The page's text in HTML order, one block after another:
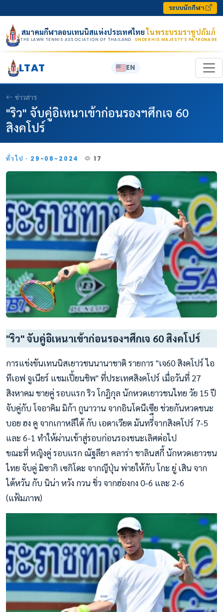
ระบบนักกีฬา
สมาคมกีฬาลอนเทนนิสแห่งประเทศไทยในพระบรมราชูปถัมภ์
THE LAWN TENNIS ASSOCIATION OF THAILAND · UNDER HIS MAJESTY’S PATRONAGE
LTAT EN
ข่าวสาร
"ริว" จับคู่อิเหนาเข้าก่อนรองฯศึกเจ 60
สิงคโปร์
ทั่วไป · 29-08-2024 17
"ริว" จับคู่อิเหนาเข้าก่อนรองฯศึกเจ 60 สิงคโปร์
การแข่งขันเทนนิสเยาวชนนานาชาติ รายการ "เจ60 สิงคโปร์ ไอ
ทีเอฟ จูเนียร์ แชมเปี้ยนชิพ" ที่ประเทศสิงคโปร์ เมื่อวันที่ 27
สิงหาคม ชายคู่ รอบแรก ริว โกฎิกุล นักหวดเยาวชนไทย วัย 15 ปี
จับคู่กับ โจอาคิม มิก้า กูนาวาน จากอินโดนีเซีย ช่วยกันหวดชนะ
บอย ฮง คู จากเกาหลีใต้ กับ เอดาเวียต มันทรี่ืจากสิงคโปร์ 7-5
และ 6-1 ทำให้ผ่านเข้าสู่รอบก่อนรองชนะเลิศต่อไป
ขณะที่ หญิงคู่ รอบแรก ณัฐลียา คลาร่า ชาลินสกี้ นักหวดเยาวชน
ไทย จับคู่ มิซากิ เซกิโดะ จากญีปุ่น พ่ายให้กับ โกะ ยู่ เสิน จาก
ไต้หวัน กับ นิน่า หวัง กวน ชิ่ว จากฮ่องกง 0-6 และ 2-6
(แฟ้มภาพ)